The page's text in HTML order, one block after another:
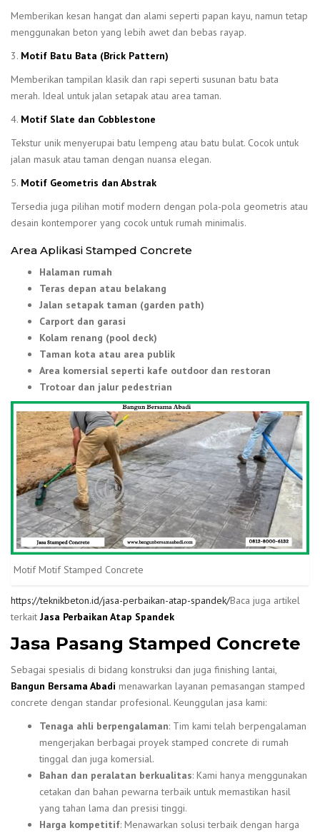
Memberikan kesan hangat dan alami seperti papan kayu, namun tetap
menggunakan beton yang lebih awet dan bebas rayap.
3. Motif Batu Bata (Brick Pattern)
Memberikan tampilan klasik dan rapi seperti susunan batu bata
merah. Ideal untuk jalan setapak atau area taman.
4. Motif Slate dan Cobblestone
Tekstur unik menyerupai batu lempeng atau batu bulat. Cocok untuk
jalan masuk atau taman dengan nuansa elegan.
5. Motif Geometris dan Abstrak
Tersedia juga pilihan motif modern dengan pola-pola geometris atau
desain kontemporer yang cocok untuk rumah minimalis.
Area Aplikasi Stamped Concrete
Halaman rumah
Teras depan atau belakang
Jalan setapak taman (garden path)
Carport dan garasi
Kolam renang (pool deck)
Taman kota atau area publik
Area komersial seperti kafe outdoor dan restoran
Trotoar dan jalur pedestrian
Motif Motif Stamped Concrete
https://teknikbeton.id/jasa-perbaikan-atap-spandek/Baca juga artikel
terkait Jasa Perbaikan Atap Spandek
Jasa Pasang Stamped Concrete
Sebagai spesialis di bidang konstruksi dan juga finishing lantai,
Bangun Bersama Abadi menawarkan layanan pemasangan stamped
concrete dengan standar profesional. Keunggulan jasa kami:
Tenaga ahli berpengalaman: Tim kami telah berpengalaman
mengerjakan berbagai proyek stamped concrete di rumah
tinggal dan juga komersial.
Bahan dan peralatan berkualitas: Kami hanya menggunakan
cetakan dan bahan pewarna terbaik untuk memastikan hasil
yang tahan lama dan presisi tinggi.
Harga kompetitif: Menawarkan solusi terbaik dengan harga